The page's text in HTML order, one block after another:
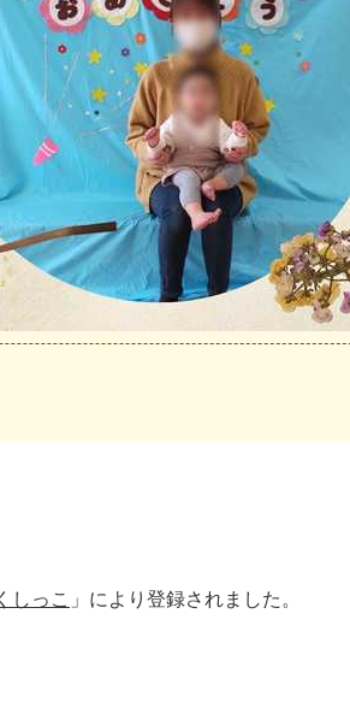
しっこ 」により登録されました。